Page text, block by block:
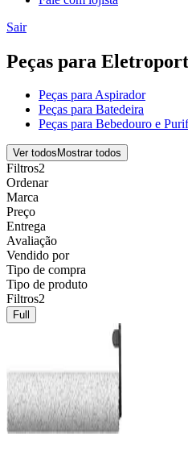
Sair
Peças para
Peças para Aspirador
Peças para Batedeira
Peças para Bebedouro e
Ver todos Mostrar todos
Filtros2
Ordenar
Marca
Preço
Entrega
Avaliação
Vendido por
Tipo de compra
Tipo de produto
Filtros2
Full